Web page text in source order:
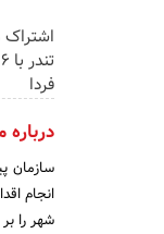
اشتراک
فردا
سازمان
انجام
شهر را